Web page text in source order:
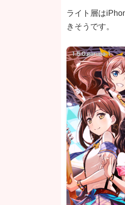
ライト層は
きそうです。